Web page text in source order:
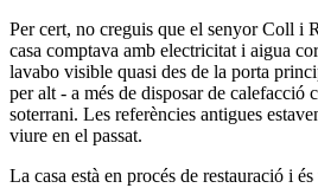
Per cert, no creguis que el senyor Coll i
casa comptava amb electricitat i aigua
lavabo visible quasi des de la porta
per alt - a més de disposar de calefacció
soterrani. Les referències antigues
viure en el passat.
La casa està en procés de restauració i